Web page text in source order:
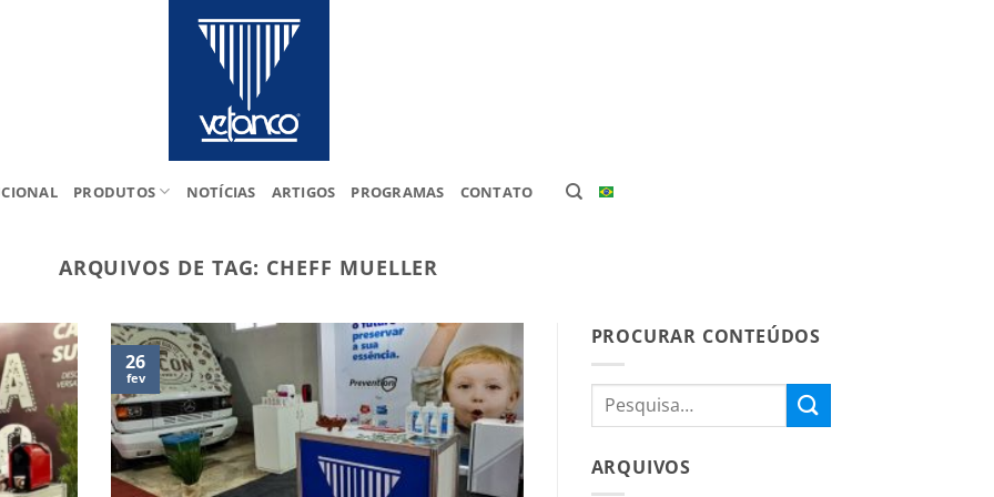
PRODUTOS NOTÍCIAS ARTIGOS PROGRAMAS CONTATO
ARQUIVOS DE TAG: CHEFF MUELLER
26
fev
PROCURAR CONTEÚDOS
ARQUIVOS